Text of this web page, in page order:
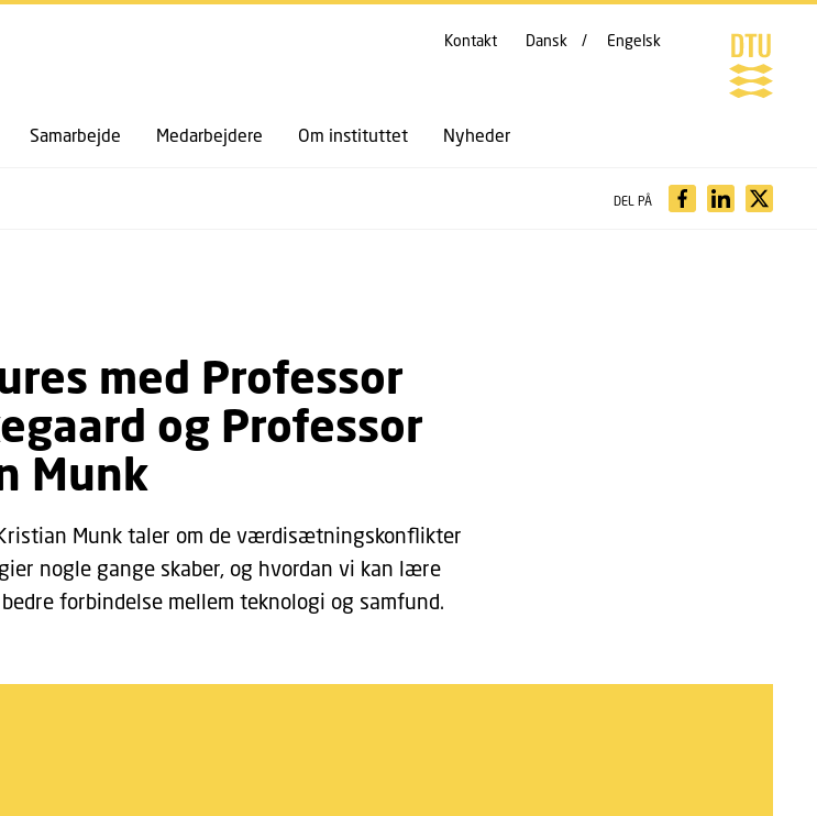
INDHOLD (TRYK ENTER).
Samarbejde Medarbejdere Om instituttet Nyheder
Kontakt Dansk Engelsk
DEL PÅ
med Professor
og Professor
Munk
Munk taler om de værdisætningskonflikter
nogle gange skaber, og hvordan vi kan lære
forbindelse mellem teknologi og samfund.